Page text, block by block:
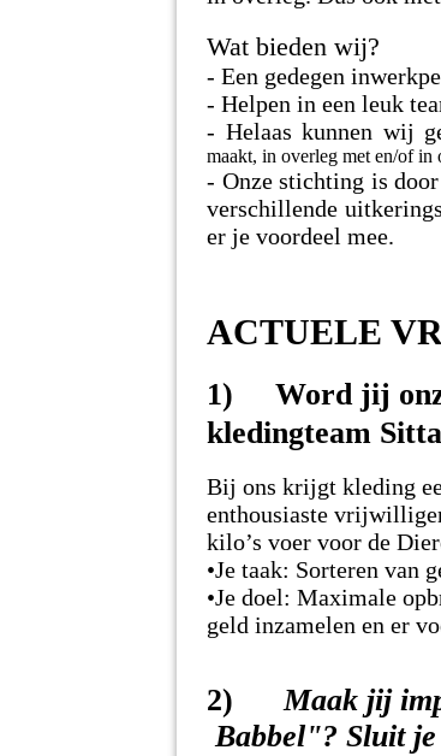
Wat bieden wij?
- Een gedegen
- Helpen in een leuk
- Helaas kunnen wij
maakt, in overleg met en/of in
- Onze stichting is
verschillende
er je voordeel mee.
ACTUELE
1) Word jij
kledingteam
Bij ons krijgt kleding
enthousiaste
kilo’s voer voor de
•Je taak: Sorteren van
•Je doel: Maximale
geld inzamelen en er
2)Maak jij
Babbel"? Sluit